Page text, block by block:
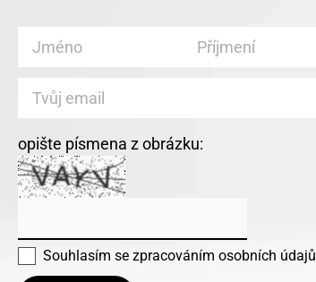
opište písmena z obrázku:
Souhlasím se zpracováním osobních údajů